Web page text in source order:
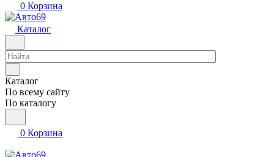
0 Корзина
Каталог
Каталог
По всему сайту
По каталогу
0 Корзина